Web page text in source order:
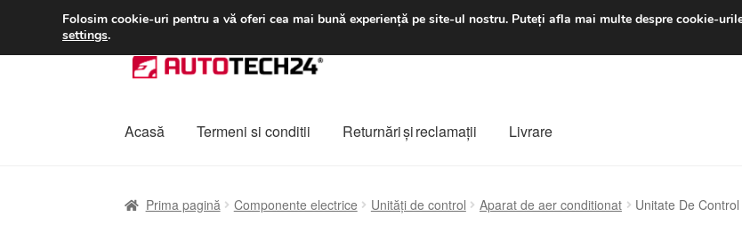
LIVRARE de la 33 lei luni-vineri 9
Sari
la
Sari
la
Acasă Termeni si conditii Returnări şi reclamații Livrare
Prima pagină Componente electrice Unități de control Aparat de aer conditionat Unitate De
Folosim cookie-uri pentru a vă oferi cea mai bună experiență pe site-ul nostru. Puteți afla mai multe despre cookie-
settings.